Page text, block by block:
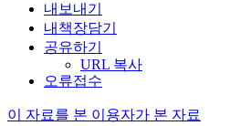
내보내기
내책장담기
공유하기
URL 복사
오류접수
이 자료를 본 이용자가 본 자료